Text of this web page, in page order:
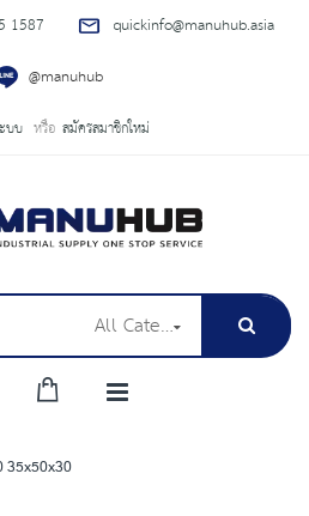
1587
quickinfo@manuhub.asia
@manuhub
บบ สมัครสมาชิกใหม่
All Categories
35x50x30